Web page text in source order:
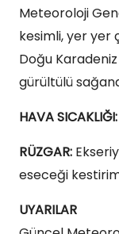
Meteoroloji
kesimli, yer yer
Doğu
gürültülü
HAVA SICAKLIĞI:
RÜZGAR:
eseceği
UYARILAR